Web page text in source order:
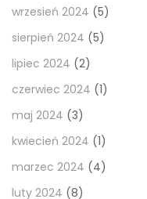
wrzesień 2024 (5)
sierpień 2024 (5)
lipiec 2024 (2)
czerwiec 2024 (1)
maj 2024 (3)
kwiecień 2024 (1)
marzec 2024 (4)
luty 2024 (8)